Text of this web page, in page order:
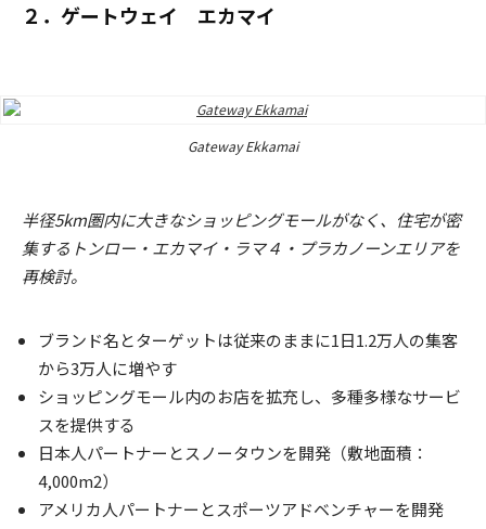
２．ゲートウェイ エカマイ
Gateway Ekkamai
半径5km圏内に大きなショッピングモールがなく、住宅が密
集するトンロー・エカマイ・ラマ４・プラカノーンエリアを
再検討。
ブランド名とターゲットは従来のままに1日1.2万人の集客
から3万人に増やす
ショッピングモール内のお店を拡充し、多種多様なサービ
スを提供する
日本人パートナーとスノータウンを開発（敷地面積：
4,000m2）
アメリカ人パートナーとスポーツアドベンチャーを開発